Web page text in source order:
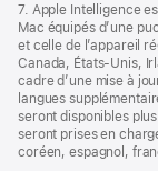
7. Apple Intelligence
Mac équipés d’une
et celle de l’appareil
Canada, États-Unis,
cadre d’une mise à
langues
seront disponibles
seront prises en
coréen, espagnol,